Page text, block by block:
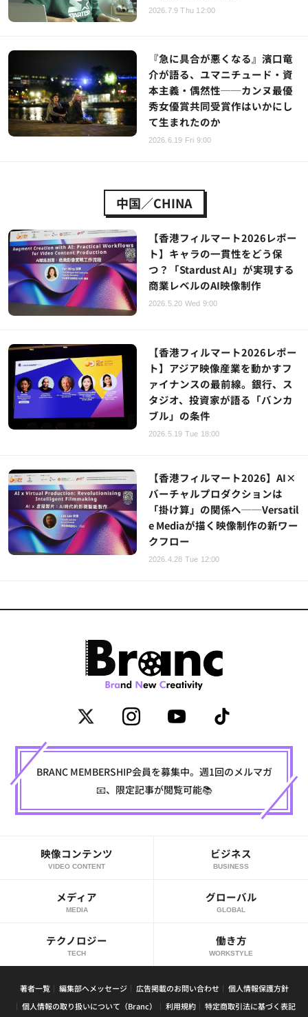
2026.7.9 Thu 12:00
『急に具合が悪くなる』濱口竜
介が語る、ユマニチュード・資
本主義・偶然性──カンヌ最優
秀女優賞共同受賞作はいかにし
て生まれたのか
2026.6.19 Fri 9:00
中国／CHINA
【香港フィルマート2026レポー
ト】キャラの一貫性をどう保
つ？「Stardust AI」が実現する
商業レベルのAI映像制作
2026.5.20 Wed 9:00
【香港フィルマート2026レポー
ト】アジア映像産業を動かすフ
ァイナンスの最前線。銀行、ス
タジオ、投資家が語る「バンカ
ブル」の条件
2026.5.19 Tue 18:00
【香港フィルマート2026】AI×
バーチャルプロダクションは
「掛け算」の関係へ──Versatil
e Mediaが描く映像制作の新ワー
クフロー
2026.4.28 Tue 12:00
BRANC MEMBERSHIP会員を募集中。週1回のメルマガ
📧、限定記事が閲覧可能📚
映像コンテンツ
VIDEO CONTENT
ビジネス
BUSINESS
メディア
MEDIA
グローバル
GLOBAL
テクノロジー
TECH
働き方
WORKSTYLE
著者一覧 編集部へメッセージ 広告掲載のお問い合わせ
個人情報保護方針
個人情報の取り扱いについて（Branc）
利用規約 特定商取引法に基づく表記